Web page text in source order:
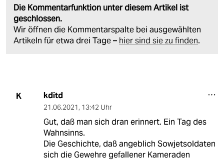
Die Kommentarfunktion unter diesem Artikel ist
geschlossen.
Wir öffnen die Kommentarspalte bei ausgewählten
Artikeln für etwa drei Tage – hier sind sie zu finden.
K kditd
21.06.2021, 13:42 Uhr
Gut, daß man sich dran erinnert. Ein Tag des
Wahnsinns.
Die Geschichte, daß angeblich Sowjetsoldaten
sich die Gewehre gefallener Kameraden